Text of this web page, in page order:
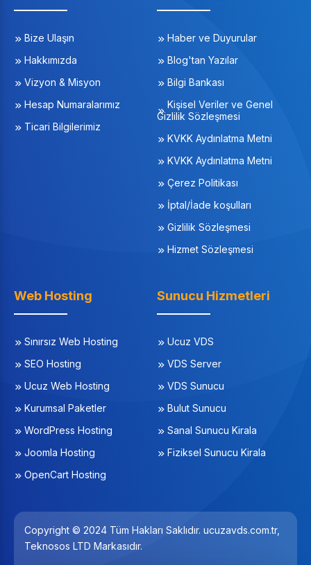
Bize Ulaşın
Hakkımızda
Vizyon & Misyon
Hesap Numaralarımız
Ticari Bilgilerimiz
Haber ve Duyurular
Blog'tan Yazılar
Bilgi Bankası
Kişisel Veriler ve Genel
Gizlilik Sözleşmesi
KVKK Aydınlatma Metni
KVKK Aydınlatma Metni
Çerez Politikası
İptal/İade koşulları
Gizlilik Sözleşmesi
Hizmet Sözleşmesi
Web Hosting
Sınırsız Web Hosting
SEO Hosting
Ucuz Web Hosting
Kurumsal Paketler
WordPress Hosting
Joomla Hosting
OpenCart Hosting
Sunucu Hizmetleri
Ucuz VDS
VDS Server
VDS Sunucu
Bulut Sunucu
Sanal Sunucu Kirala
Fiziksel Sunucu Kirala
Copyright © 2024 Tüm Hakları Saklıdır. ucuzavds.com.tr,
Teknosos LTD Markasıdır.